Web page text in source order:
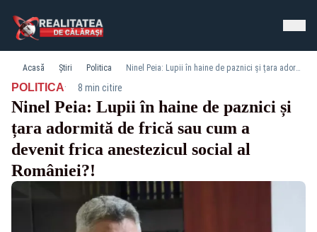
Acasă Știri Politica Ninel Peia: Lupii în haine de paznici și țara adormită de frică sau cum a devenit frica anestezicul social al României?!
POLITICA· 8 min citire
Ninel Peia: Lupii în haine de paznici și
țara adormită de frică sau cum a
devenit frica anestezicul social al
României?!